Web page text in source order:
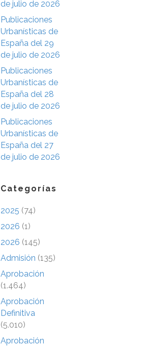
de julio de 2026
Publicaciones
Urbanísticas de
España del 29
de julio de 2026
Publicaciones
Urbanísticas de
España del 28
de julio de 2026
Publicaciones
Urbanísticas de
España del 27
de julio de 2026
Categorías
2025 (74)
2026 (1)
2026 (145)
Admisión (135)
Aprobación
(1.464)
Aprobación
Definitiva
(5.010)
Aprobación